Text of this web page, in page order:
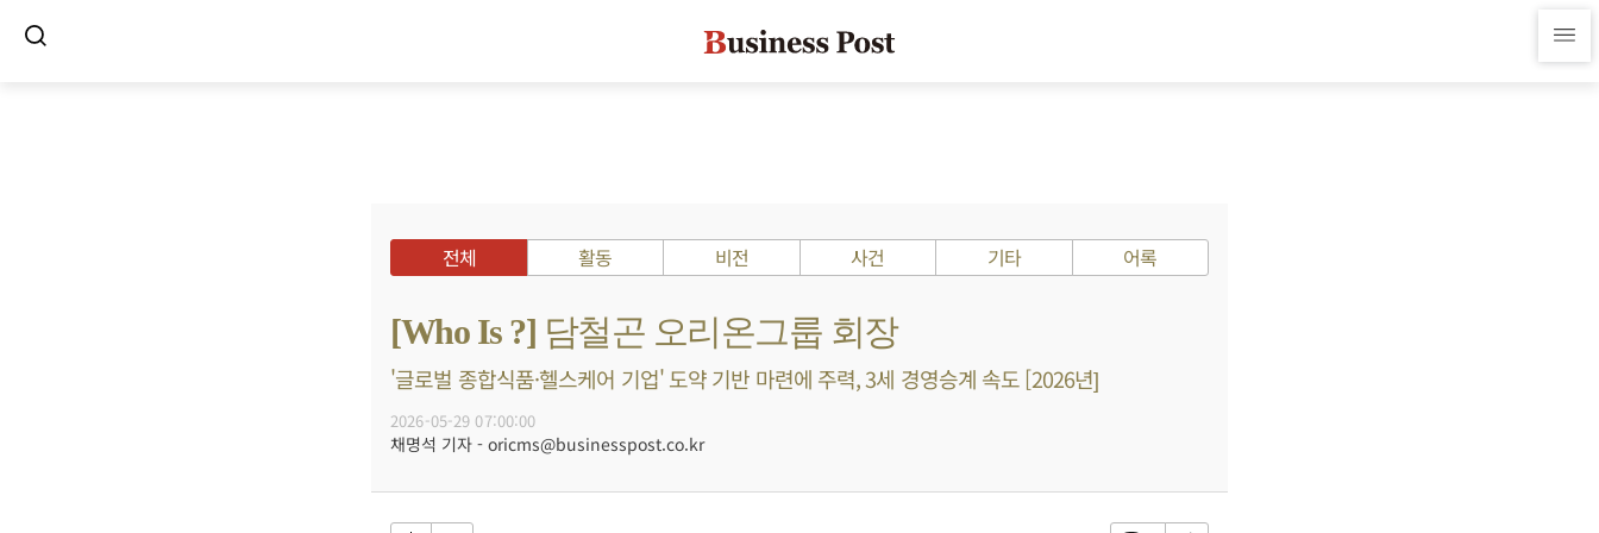
전체 활동 비전 사건 기타 어록
[Who Is ?] 담철곤 오리온그룹 회장
'글로벌 종합식품·헬스케어 기업' 도약 기반 마련에 주력, 3세 경영승계 속도 [2026년]
2026-05-29 07:00:00
채명석 기자 - oricms@businesspost.co.kr